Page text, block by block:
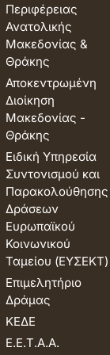
Περιφέρειας
Ανατολικής
Μακεδονίας &
Θράκης
Αποκεντρωμένη
Διοίκηση
Μακεδονίας -
Θράκης
Ειδική Υπηρεσία
Συντονισμού και
Παρακολούθησης
Δράσεων
Ευρωπαϊκού
Κοινωνικού
Ταμείου (ΕΥΣΕΚΤ)
Επιμελητήριο
Δράμας
ΚΕΔΕ
Ε.Ε.Τ.Α.Α.